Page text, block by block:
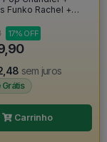
Funko Rachel +
17% OFF
sem juros
Grátis
Carrinho